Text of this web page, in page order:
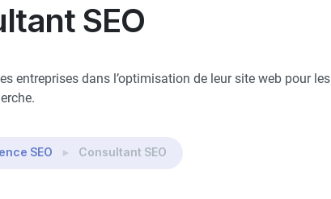
SEO
entreprises dans l’optimisation de leur site web pour les
SEO Consultant SEO